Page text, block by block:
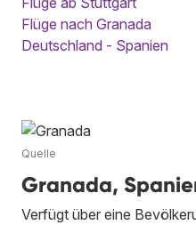
Flüge nach Granada
Deutschland - Spanien
Quelle
Granada,
Verfügt über eine